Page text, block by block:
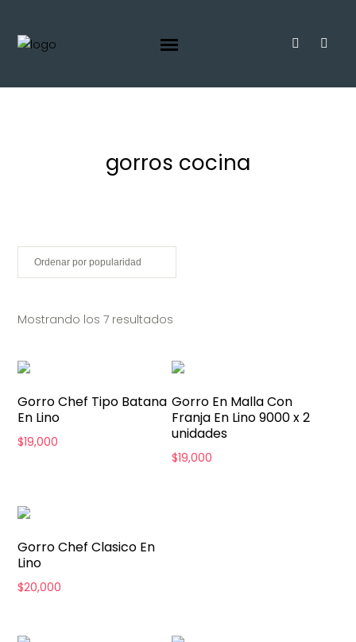
gorros cocina
Mostrando los 7 resultados
Gorro Chef Tipo Batana
En Lino
$19,000
Gorro En Malla Con
Franja En Lino 9000 x 2
unidades
$19,000
Gorro Chef Clasico En
Lino
$20,000